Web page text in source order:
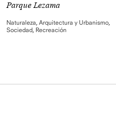
Parque Lezama
Naturaleza, Arquitectura y Urbanismo,
Sociedad, Recreación